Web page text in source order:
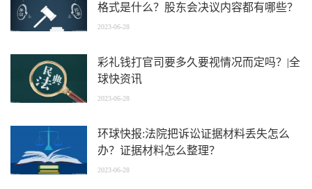
格式是什么？股东会决议内容都有哪些？
2023-06-28
彩礼钱打官司要多久要视情况而定吗？|全
球快资讯
2023-06-28
环球快报:法院把诉讼证据材料丢失怎么
办？证据材料怎么整理？
2023-06-28